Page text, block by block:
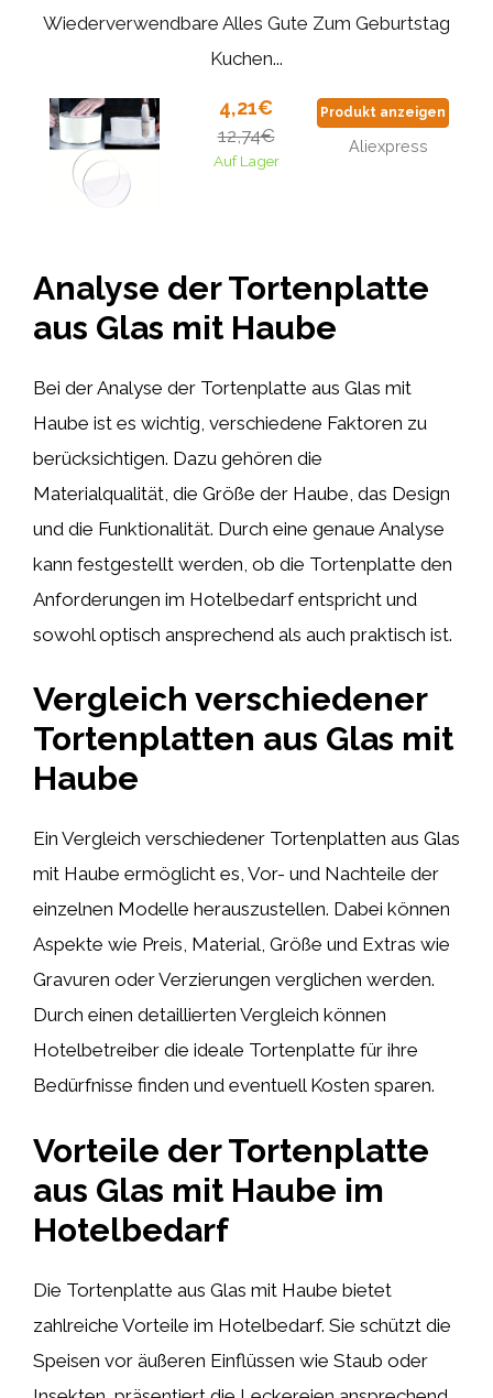
Wiederverwendbare Alles Gute Zum Geburtstag
Kuchen...
4,21€
12,74€
Auf Lager
Produkt anzeigen
Aliexpress
Analyse der Tortenplatte
aus Glas mit Haube
Bei der Analyse der Tortenplatte aus Glas mit
Haube ist es wichtig, verschiedene Faktoren zu
berücksichtigen. Dazu gehören die
Materialqualität, die Größe der Haube, das Design
und die Funktionalität. Durch eine genaue Analyse
kann festgestellt werden, ob die Tortenplatte den
Anforderungen im Hotelbedarf entspricht und
sowohl optisch ansprechend als auch praktisch ist.
Vergleich verschiedener
Tortenplatten aus Glas mit
Haube
Ein Vergleich verschiedener Tortenplatten aus Glas
mit Haube ermöglicht es, Vor- und Nachteile der
einzelnen Modelle herauszustellen. Dabei können
Aspekte wie Preis, Material, Größe und Extras wie
Gravuren oder Verzierungen verglichen werden.
Durch einen detaillierten Vergleich können
Hotelbetreiber die ideale Tortenplatte für ihre
Bedürfnisse finden und eventuell Kosten sparen.
Vorteile der Tortenplatte
aus Glas mit Haube im
Hotelbedarf
Die Tortenplatte aus Glas mit Haube bietet
zahlreiche Vorteile im Hotelbedarf. Sie schützt die
Speisen vor äußeren Einflüssen wie Staub oder